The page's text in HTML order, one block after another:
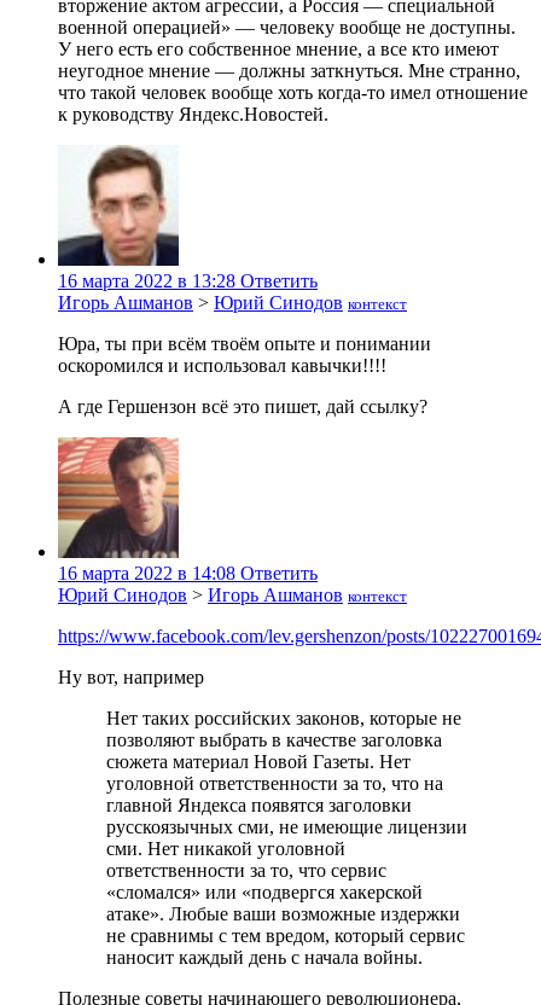
вторжение актом агрессии, а Россия — специальной
военной операцией» — человеку вообще не доступны.
У него есть его собственное мнение, а все кто имеют
неугодное мнение — должны заткнуться. Мне странно,
что такой человек вообще хоть когда-то имел отношение
к руководству Яндекс.Новостей.
16 марта 2022 в 13:28 Ответить
Игорь Ашманов > Юрий Синодов контекст
Юра, ты при всём твоём опыте и понимании
оскоромился и использовал кавычки!!!!
А где Гершензон всё это пишет, дай ссылку?
16 марта 2022 в 14:08 Ответить
Юрий Синодов > Игорь Ашманов контекст
https://www.facebook.com/lev.gershenzon/posts/
Ну вот, например
Нет таких российских законов, которые не
позволяют выбрать в качестве заголовка
сюжета материал Новой Газеты. Нет
уголовной ответственности за то, что на
главной Яндекса появятся заголовки
русскоязычных сми, не имеющие лицензии
сми. Нет никакой уголовной
ответственности за то, что сервис
«сломался» или «подвергся хакерской
атаке». Любые ваши возможные издержки
не сравнимы с тем вредом, который сервис
наносит каждый день с начала войны.
Полезные советы начинающего революционера,